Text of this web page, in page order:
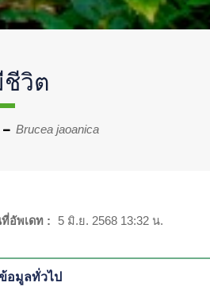
วิต
Brucea jaoanica
อัพเดท : 5 มิ.ย. 2568 13:32 น.
อมูลทั่วไป